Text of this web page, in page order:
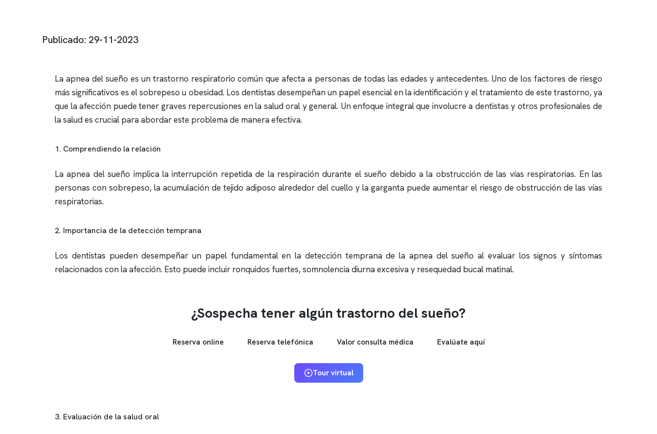
Publicado: 29-11-2023
Laapnea del sueño es un trastorno respiratorio común que afecta a personas de todas las edades y antecedentes. Uno de los factores de riesgo
más significativos es el sobrepeso u obesidad. Los dentistas desempeñan un papel esencial en la identificación y el tratamiento de este trastorno, ya
que la afección puede tener graves repercusiones en la salud oral y general. Un enfoque integral que involucre a dentistas y otros profesionales de
la salud es crucial para abordar este problema de manera efectiva.
1. Comprendiendo la relación
Laapnea del sueño implica la interrupción repetida de la respiración durante el sueño debido a la obstrucción de las vías respiratorias. En las
personas con sobrepeso, la acumulación de tejido adiposo alrededor del cuello y la garganta puede aumentar el riesgo de obstrucción de las vías
respiratorias.
2. Importancia de la detección temprana
Los dentistas pueden desempeñar un papel fundamental en la detección temprana de la apnea del sueño al evaluar los signos y síntomas
relacionados con la afección. Esto puede incluir ronquidos fuertes, somnolencia diurna excesiva y resequedad bucal matinal.
¿Sospecha tener algún trastorno del sueño?
Reserva online Reserva telefónica Valor consulta médica Evalúate aquí
Tour virtual
3. Evaluación de la salud oral